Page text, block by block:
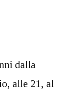
dalla
alle 21, al